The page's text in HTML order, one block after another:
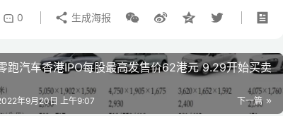
0 生成海报
跑汽车香港IPO每股最高发售价62港元 9.29开始买卖
下一篇
年9月20日 上午9:07